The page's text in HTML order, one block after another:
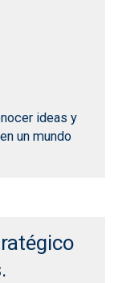
ideas y
un mundo